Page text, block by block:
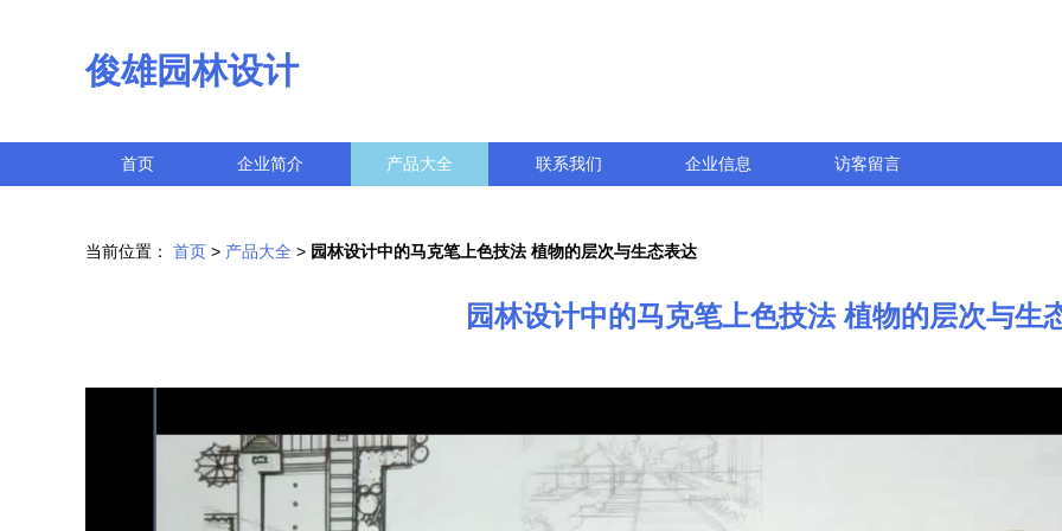
俊雄园林设计
首页 企业简介 产品大全 联系我们 企业信息 访客留言
当前位置： 首页 > 产品大全 > 园林设计中的马克笔上色技法 植物的层次与生态表达
园林设计中的马克笔上色技法 植物的层次与生